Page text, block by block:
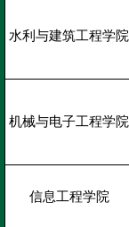
水利与建筑工程学院
机械与电子工程学院
信息工程学院